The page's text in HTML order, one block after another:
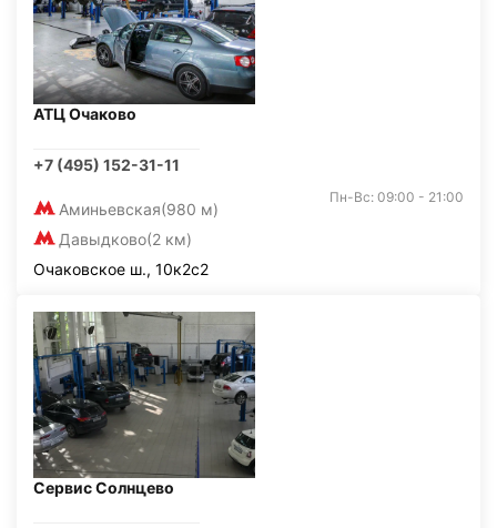
АТЦ Очаково
+7 (495) 152-31-11
Аминьевская(980 м)
Давыдково(2 км)
Пн-Вс: 09:00 - 21:00
Очаковское ш., 10к2с2
Сервис Солнцево